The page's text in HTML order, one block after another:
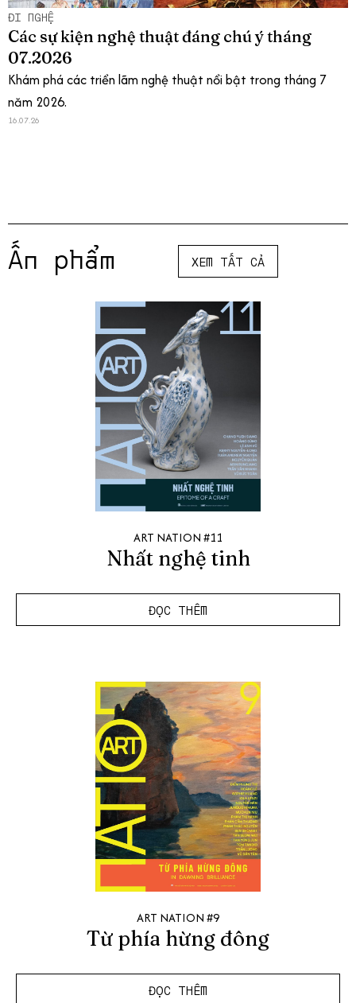
ĐI NGHỆ
Các sự kiện nghệ thuật đáng chú ý tháng
07.2026
Khám phá các triển lãm nghệ thuật nổi bật trong tháng 7
năm 2026.
16.07.26
Ấn phẩm XEM TẤT CẢ
ART NATION #11
Nhất nghệ tinh
ĐỌC THÊM
ART NATION #9
Từ phía hừng đông
ĐỌC THÊM